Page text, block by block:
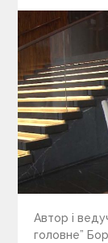
Автор і
головне”